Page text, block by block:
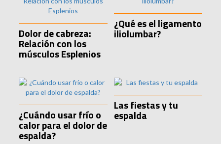
Dolor de cabreza:
Relación con los
músculos Esplenios
¿Qué es el ligamento
iliolumbar?
¿Cuándo usar frío o
calor para el dolor de
espalda?
Las fiestas y tu
espalda